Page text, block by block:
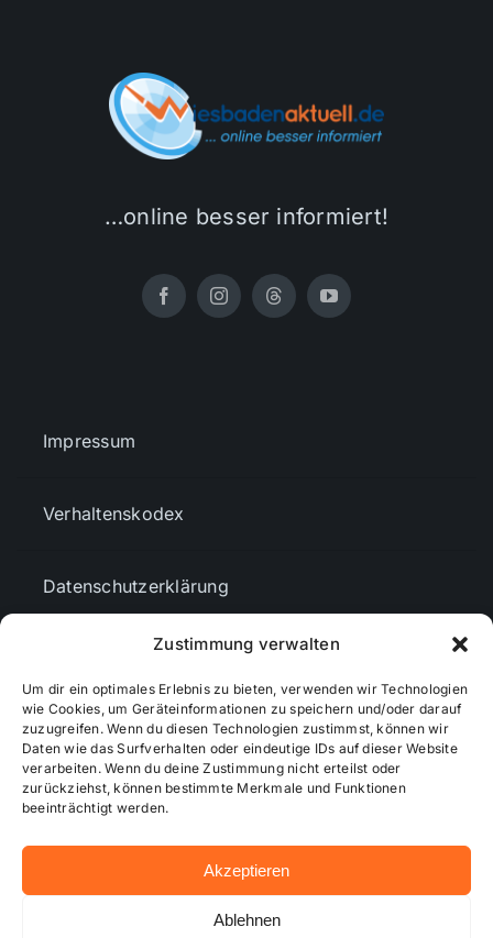
Zustimmung verwalten
Um dir ein optimales Erlebnis zu bieten, verwenden wir Technologien
wie Cookies, um Geräteinformationen zu speichern und/oder darauf
zuzugreifen. Wenn du diesen Technologien zustimmst, können wir
Daten wie das Surfverhalten oder eindeutige IDs auf dieser Website
verarbeiten. Wenn du deine Zustimmung nicht erteilst oder
zurückziehst, können bestimmte Merkmale und Funktionen
beeinträchtigt werden.
Akzeptieren
Ablehnen
…online besser informiert!
Impressum
Verhaltenskodex
Datenschutzerklärung
Cookie-Richtlinie (EU)
Mediendaten
© 2026 - Wiesbadenaktuell ...online besser informiert!